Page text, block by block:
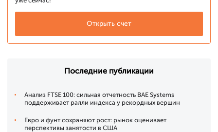
Открыть счет
Последние публикации
Анализ FTSE 100: сильная отчетность BAE Systems
поддерживает ралли индекса у рекордных вершин
Евро и фунт сохраняют рост: рынок оценивает
перспективы занятости в США